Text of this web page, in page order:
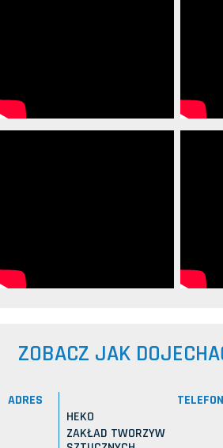
ZOBACZ JAK
ADRES
HEKO
ZAKŁAD TWORZYW
TELEFON